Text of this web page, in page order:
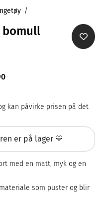
bomull
kan påvirke prisen på det
er på lager 💛
med en matt, myk og en
som puster og blir